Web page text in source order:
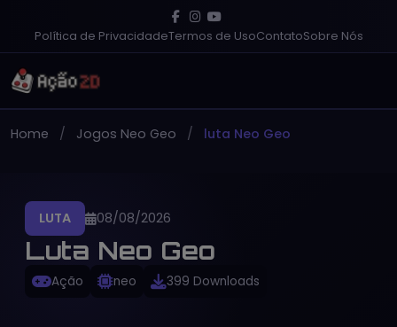
Política de PrivacidadeTermos de UsoContatoSobre Nós
Home Jogos Neo Geo luta Neo Geo
LUTA 08/08/2026
Luta Neo Geo
Ação neo 399 Downloads